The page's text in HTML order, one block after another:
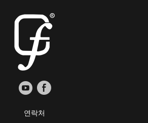
연락처